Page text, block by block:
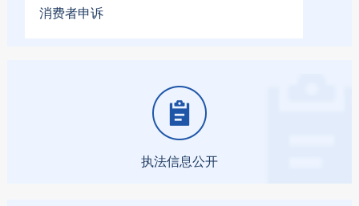
消费者申诉
执法信息公开